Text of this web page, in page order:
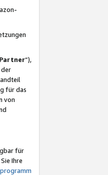
Partner“),
der
für das
von
für
Ihre